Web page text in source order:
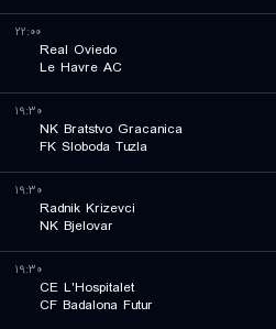
۲۲:۰۰
Real Oviedo
Le Havre AC
۱۹:۳۰
NK Bratstvo Gracanica
FK Sloboda Tuzla
۱۹:۳۰
Radnik Krizevci
NK Bjelovar
۱۹:۳۰
CE L'Hospitalet
CF Badalona Futur